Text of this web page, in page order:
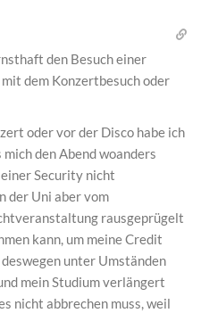
den Besuch einer
dem Konzertbesuch oder
oder vor der Disco habe ich
den Abend woanders
Security nicht
der Uni aber vom
rausgeprügelt
kann, um meine Credit
unter Umständen
mein Studium verlängert
nicht abbrechen muss, weil